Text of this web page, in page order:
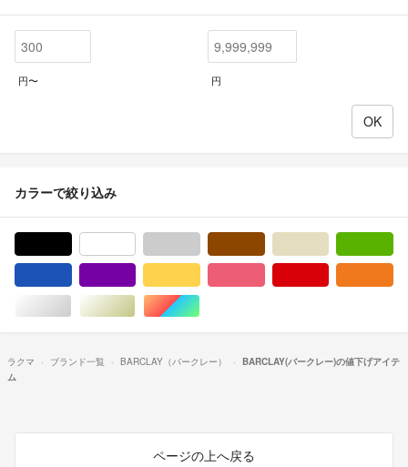
円〜 円
カラーで絞り込み
シルバー/銀色系ゴールド/金色系マルチカラー
ラクマ ブランド一覧 BARCLAY（バークレー）
BARCLAY(バークレー)の値下げアイテ
ム
ページの上へ戻る